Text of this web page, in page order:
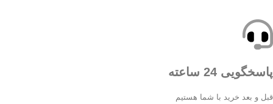
پاسخگویی 24 ساعته
قبل و بعد خرید با شما هستیم